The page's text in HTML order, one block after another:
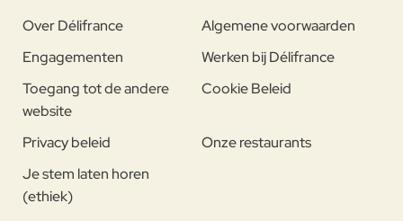
Over Délifrance
Algemene voorwaarden
Engagementen
Werken bij Délifrance
Toegang tot de andere
website
Cookie Beleid
Privacy beleid
Onze restaurants
Je stem laten horen
(ethiek)